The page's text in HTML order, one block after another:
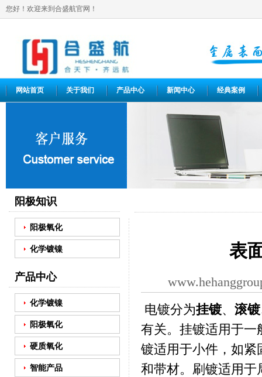
您好！欢迎来到合盛航官网！
网站首页 关于我们 产品中心 新闻中心 经典案例
阳极知识
阳极氧化
化学镀镍
产品中心
化学镀镍
阳极氧化
硬质氧化
智能产品
表
电镀分为挂镀、 滚镀
有关。挂镀适用于一
镀适用于小件，如紧
和带材。刷镀适用于